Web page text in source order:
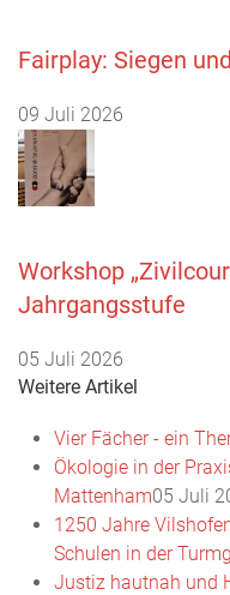
Fairplay: Siegen
09 Juli 2026
Workshop
Jahrgangsstufe
05 Juli 2026
Weitere Artikel
Vier Fächer - ein
Ökologie in der
Mattenham05 Juli
1250 Jahre
Schulen in der
Justiz hautnah und